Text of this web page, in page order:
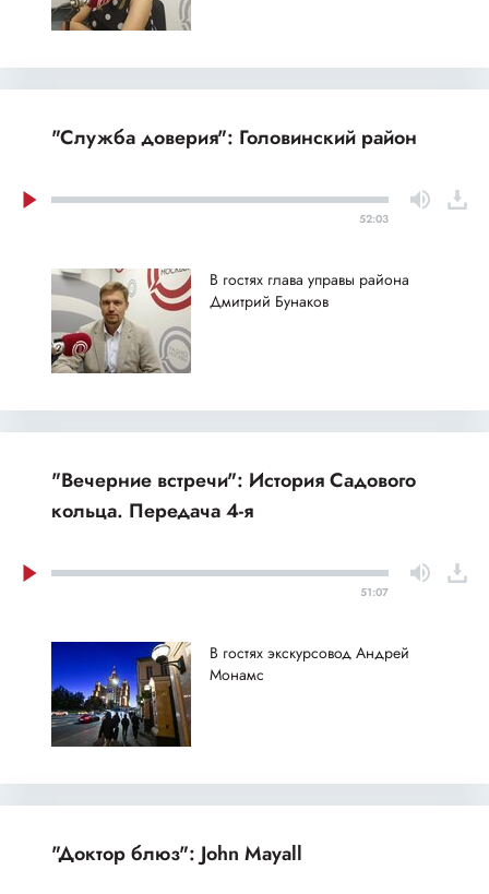
"Служба доверия": Головинский район
52:03
В гостях глава управы района
Дмитрий Бунаков
"Вечерние встречи": История Садового
кольца. Передача 4-я
51:07
В гостях экскурсовод Андрей
Монамс
"Доктор блюз": John Mayall